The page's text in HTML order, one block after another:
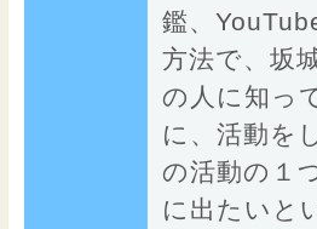
鑑、
方法で、坂
の人に知っ
に、活動を
の活動の１
に出たいと